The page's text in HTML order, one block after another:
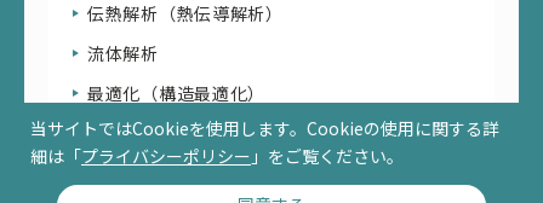
伝熱解析（熱伝導解析）
流体解析
最適化（構造最適化）
当サイトではCookieを使用します。Cookieの使用に関する詳
細は「プライバシーポリシー 」をご覧ください。